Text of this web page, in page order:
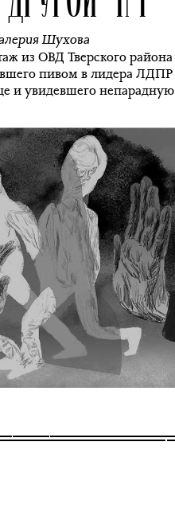
Шухова
из ОВД Тверского района
пивом в лидера ЛДПР
и увидевшего непарадную